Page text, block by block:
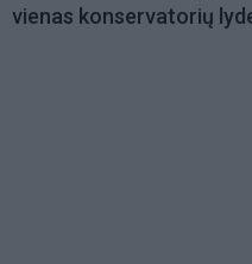
vienas konservatorių